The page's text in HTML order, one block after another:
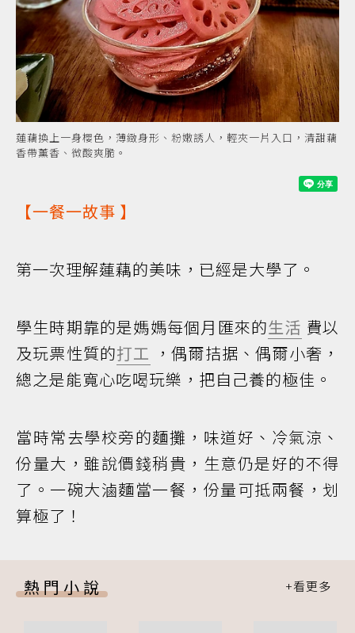
蓮藕換上一身櫻色，薄緻身形、粉嫩誘人，輕夾一片入口，清甜藕
香帶薰香、微酸爽脆。
【一餐一故事 】
第一次理解蓮藕的美味，已經是大學了。
學生時期靠的是媽媽每個月匯來的生活 費以
及玩票性質的打工 ，偶爾拮据、偶爾小奢，
總之是能寬心吃喝玩樂，把自己養的極佳。
當時常去學校旁的麵攤，味道好、冷氣涼、
份量大，雖說價錢稍貴，生意仍是好的不得
了。一碗大滷麵當一餐，份量可抵兩餐，划
算極了！
熱門小說